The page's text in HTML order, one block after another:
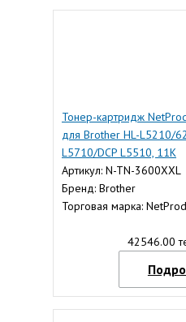
Тонер-картридж
для Brother HL-L5210/
L5710/DCP L5510, 11K
Артикул: N-TN-3600XXL
Бренд: Brother
Торговая марка:
42546.00